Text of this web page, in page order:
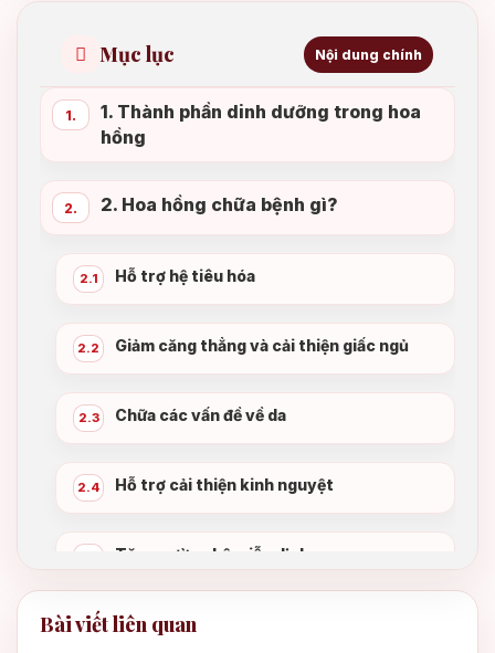
Mục lục Nội dung chính
1.
1. Thành phần dinh dưỡng trong hoa
hồng
2. 2. Hoa hồng chữa bệnh gì?
2.1 Hỗ trợ hệ tiêu hóa
2.2 Giảm căng thẳng và cải thiện giấc ngủ
2.3 Chữa các vấn đề về da
2.4 Hỗ trợ cải thiện kinh nguyệt
Tăng cường hệ miễn dịch
3.
3. Cách sử dụng hoa hồng trong chữa
Bài viết liên quan